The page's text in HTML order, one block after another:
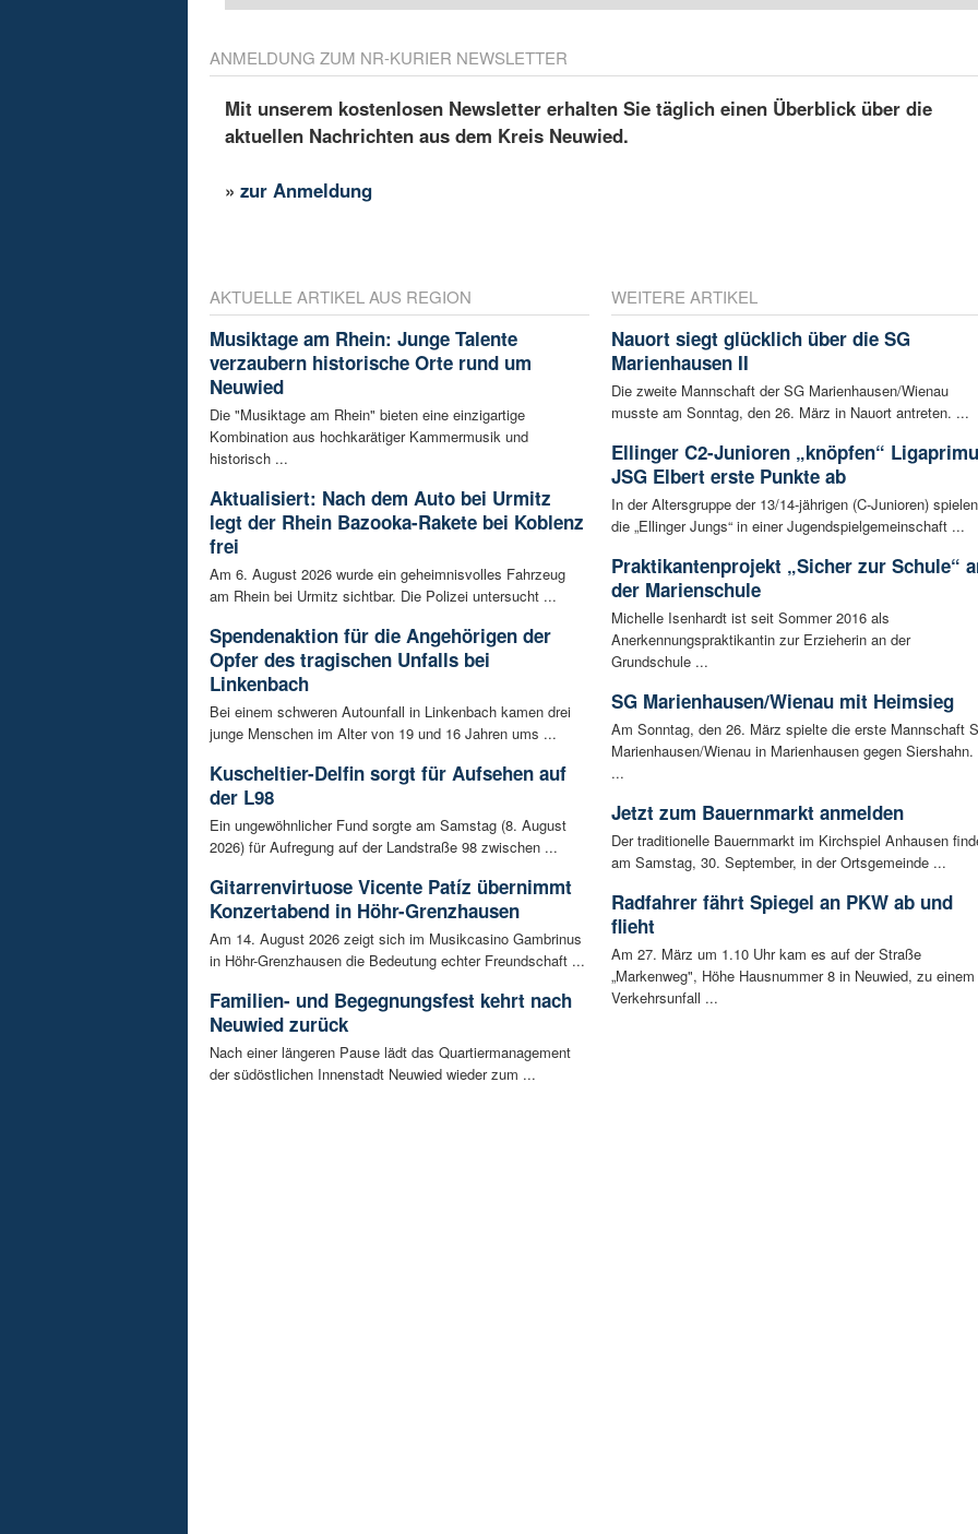
ANMELDUNG ZUM NR-KURIER NEWSLETTER
Mit unserem kostenlosen Newsletter erhalten Sie täglich einen Überblick über die
aktuellen Nachrichten aus dem Kreis Neuwied.
»zur Anmeldung
AKTUELLE ARTIKEL AUS REGION
Musiktage am Rhein: Junge Talente
verzaubern historische Orte rund um
Neuwied
Die "Musiktage am Rhein" bieten eine einzigartige
Kombination aus hochkarätiger Kammermusik und
historisch ...
Aktualisiert: Nach dem Auto bei Urmitz
legt der Rhein Bazooka-Rakete bei Koblenz
frei
Am 6. August 2026 wurde ein geheimnisvolles Fahrzeug
am Rhein bei Urmitz sichtbar. Die Polizei untersucht ...
Spendenaktion für die Angehörigen der
Opfer des tragischen Unfalls bei
Linkenbach
Bei einem schweren Autounfall in Linkenbach kamen drei
junge Menschen im Alter von 19 und 16 Jahren ums ...
Kuscheltier-Delfin sorgt für Aufsehen auf
der L98
Ein ungewöhnlicher Fund sorgte am Samstag (8. August
2026) für Aufregung auf der Landstraße 98 zwischen ...
Gitarrenvirtuose Vicente Patíz übernimmt
Konzertabend in Höhr-Grenzhausen
Am 14. August 2026 zeigt sich im Musikcasino Gambrinus
in Höhr-Grenzhausen die Bedeutung echter Freundschaft ...
Familien- und Begegnungsfest kehrt nach
Neuwied zurück
Nach einer längeren Pause lädt das Quartiermanagement
der südöstlichen Innenstadt Neuwied wieder zum ...
WEITERE ARTIKEL
Nauort siegt glücklich über die SG
Marienhausen II
Die zweite Mannschaft der SG Marienhausen/Wienau
musste am Sonntag, den 26. März in Nauort antreten. ...
Ellinger C2-Junioren „knöpfen“
JSG Elbert erste Punkte ab
In der Altersgruppe der 13/14-jährigen (C-Junioren) spielen
die „Ellinger Jungs“ in einer Jugendspielgemeinschaft ...
Praktikantenprojekt „Sicher zur Schule“
der Marienschule
Michelle Isenhardt ist seit Sommer 2016 als
Anerkennungspraktikantin zur Erzieherin an der
Grundschule ...
SG Marienhausen/Wienau mit Heimsieg
Am Sonntag, den 26. März spielte die erste Mannschaft
Marienhausen/Wienau in Marienhausen gegen Siershahn.
...
Jetzt zum Bauernmarkt anmelden
Der traditionelle Bauernmarkt im Kirchspiel Anhausen
am Samstag, 30. September, in der Ortsgemeinde ...
Radfahrer fährt Spiegel an PKW ab und
flieht
Am 27. März um 1.10 Uhr kam es auf der Straße
„Markenweg", Höhe Hausnummer 8 in Neuwied, zu einem
Verkehrsunfall ...